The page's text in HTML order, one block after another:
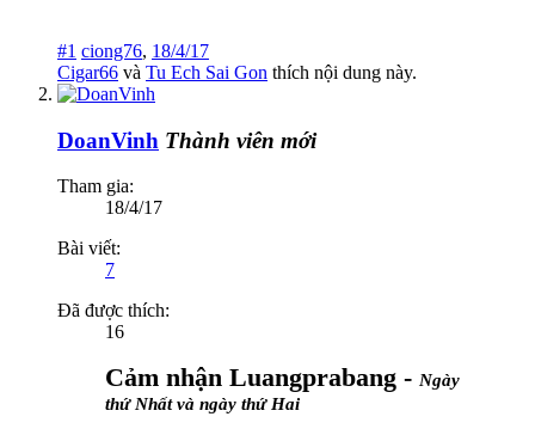
#1 ciong76, 18/4/17
Cigar66 và Tu Ech Sai Gon thích nội dung này.
DoanVinh Thành viên mới
Tham gia:
18/4/17
Bài viết:
7
Đã được thích:
16
Cảm nhận Luangprabang - Ngày
thứ Nhất và ngày thứ Hai